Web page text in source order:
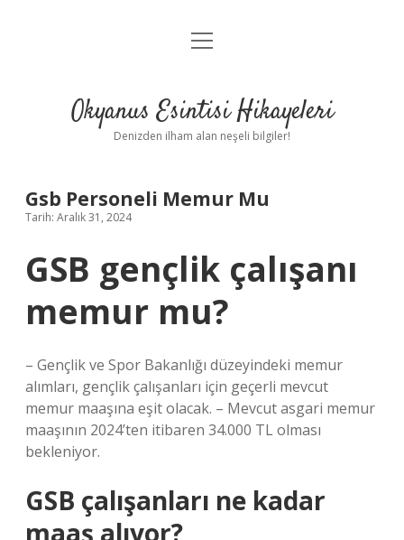
Anasayfa
Yasal Uyarı
menüyü
Okyanus Esintisi Hikayeleri
Denizden ilham alan neşeli bilgiler!
Gsb Personeli Memur Mu
Tarih: Aralık 31, 2024
GSB gençlik çalışanı
memur mu?
– Gençlik ve Spor Bakanlığı düzeyindeki memur
alımları, gençlik çalışanları için geçerli mevcut
memur maaşına eşit olacak. – Mevcut asgari memur
maaşının 2024’ten itibaren 34.000 TL olması
bekleniyor.
GSB çalışanları ne kadar
maaş alıyor?